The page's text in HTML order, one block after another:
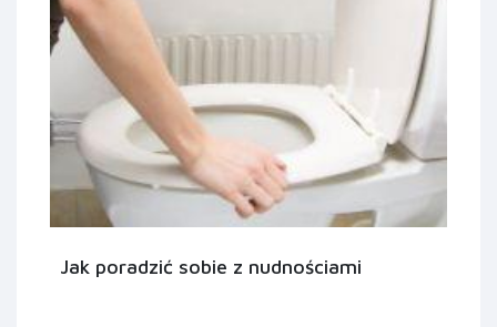
Jak poradzić sobie z nudnościami